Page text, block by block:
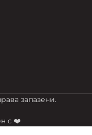
запазени.
с ❤️